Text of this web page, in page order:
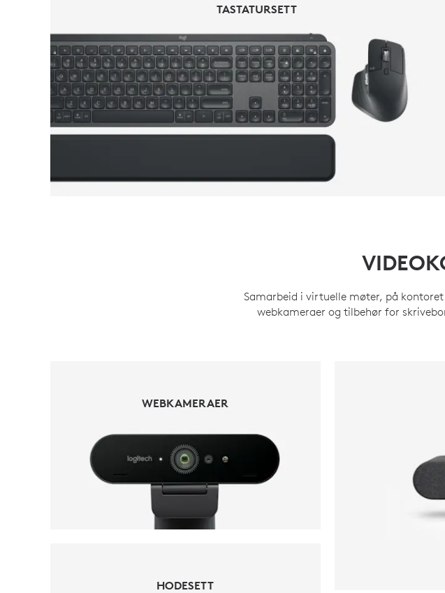
TASTATURSETT
TASTATURSETT
Samarbeid i virtuelle møter, på
webkameraer og tilbehør for
WEBKAMERAER
HODESETT